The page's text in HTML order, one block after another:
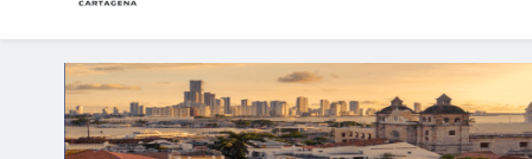
Procuraduría
Hospital
Megaoperativo en
LAS NOTICIAS CARTAGENA
Periodismo e Investigación